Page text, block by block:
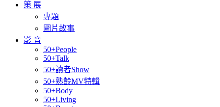
策 展
專題
圖片故事
影 音
50+People
50+Talk
50+讀者Show
50+熟齡MV特輯
50+Body
50+Living